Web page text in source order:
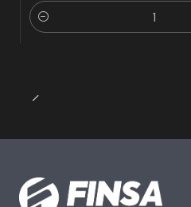
Cantidad